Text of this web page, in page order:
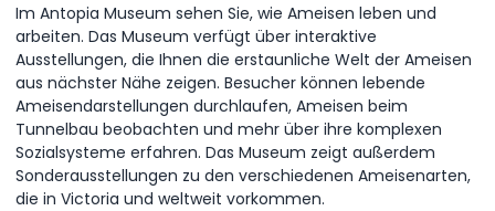
Im Antopia Museum sehen Sie, wie Ameisen leben und
arbeiten. Das Museum verfügt über interaktive
Ausstellungen, die Ihnen die erstaunliche Welt der Ameisen
aus nächster Nähe zeigen. Besucher können lebende
Ameisendarstellungen durchlaufen, Ameisen beim
Tunnelbau beobachten und mehr über ihre komplexen
Sozialsysteme erfahren. Das Museum zeigt außerdem
Sonderausstellungen zu den verschiedenen Ameisenarten,
die in Victoria und weltweit vorkommen.